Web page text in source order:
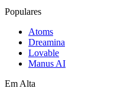
Populares
Atoms
Dreamina
Lovable
Manus AI
Em Alta